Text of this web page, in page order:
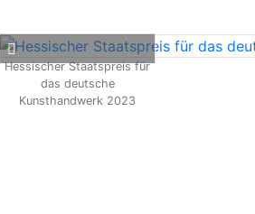
Hessischer Staatspreis für
das deutsche
Kunsthandwerk 2023